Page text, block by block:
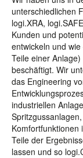
unterschiedlichen
logi.XRA,
Kunden und
entwickeln und
Teile einer
beschäftigt. Wir
das Engineering
industriellen
Komfortfunktionen
Teile der
lassen und so